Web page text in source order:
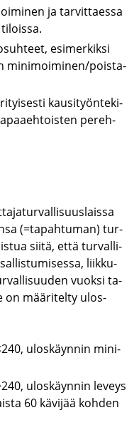
ja tar­vit­taes­sa
esi­mer­kik­si
mi­ni­moi­mi­nen/pois­ta­
kausi­työn­te­ki­
pe­reh­
(=ta­pah­tu­man) tur­
siitä, että tur­val­li­
liik­ku­
vuok­si ta­
on mää­ri­tel­ty ulos­
ulos­käyn­nin mi­ni­
ulos­käyn­nin le­veys
60 kä­vi­jää koh­den